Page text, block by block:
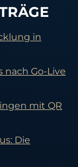
in
nach Go-Live
mit QR
Die